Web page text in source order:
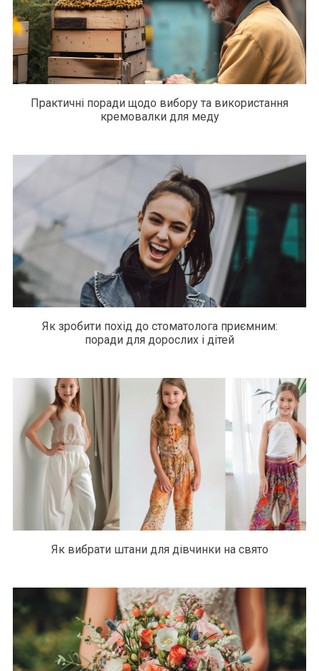
Практичні поради щодо вибору та використання
кремовалки для меду
Як зробити похід до стоматолога приємним:
поради для дорослих і дітей
Як вибрати штани для дівчинки на свято